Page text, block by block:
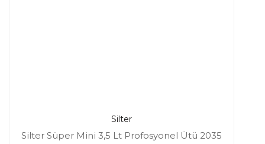
Silter
Silter Süper Mini 3,5 Lt Profosyonel Ütü 2035